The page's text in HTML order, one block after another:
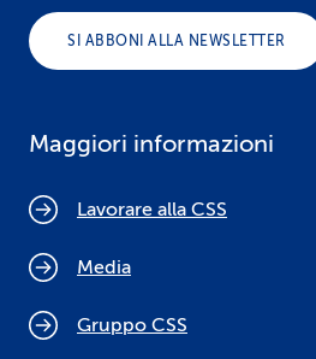
SI ABBONI ALLA NEWSLETTER
Maggiori informazioni
Lavorare alla CSS
Media
Gruppo CSS